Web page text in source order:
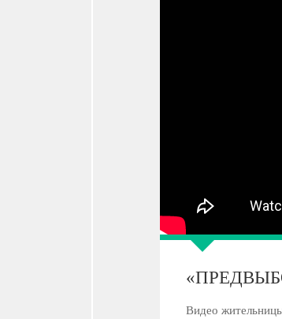
Видео